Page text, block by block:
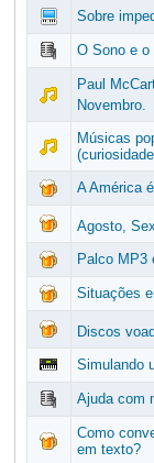
Sobre
O Sono e o
Paul
Novembro.
Músicas
A América
Agosto,
Palco MP3
Situações
Discos
Simulando
Ajuda com
Como
em texto?